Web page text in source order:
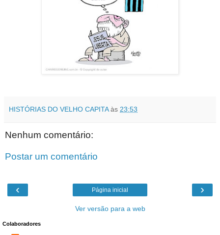
HISTÓRIAS DO VELHO CAPITA às 23:53
Nenhum comentário:
Postar um comentário
‹ ›
Página inicial
Ver versão para a web
Colaboradores